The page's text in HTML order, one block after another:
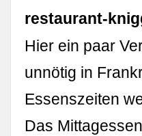
restaurant-
Hier ein paar
unnötig in
Essenszeiten
Das